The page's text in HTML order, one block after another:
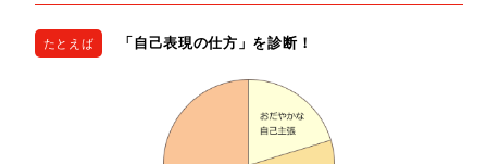
たとえば 「自己表現の仕方」を診断！